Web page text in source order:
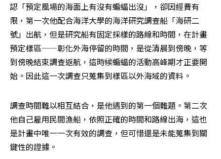
認「預定風場的海面上有沒有蝙蝠出沒」，卻因經費有
限，第一次他配合海洋大學的海洋研究調查船「海研二
號」出航，但是研究船有固定採樣的路線和時間，在計畫
預定樣區——彰化外海停留的時間，是從清晨到傍晚，等
到傍晚結束調查返航，這時候蝙蝠的活動高峰期才正要開
始。因此這一次調查只蒐集到樣區以外海域的資料。
調查時間難以相互結合，是他遇到的第一個難題。第二次
他自己雇用民間漁船，依照正確的時間和路線出海，這也
是計畫中唯一一次有效的調查，但可惜還是未能蒐集到關
鍵性的證據。